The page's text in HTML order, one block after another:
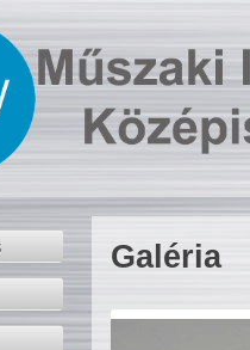
Galéria